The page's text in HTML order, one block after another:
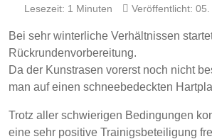
Lesezeit: 1 Minuten
Veröffentlicht:
Bei sehr winterliche Verhältnissen
Rückrundenvorbereitung.
Da der Kunstrasen vorerst noch nicht
man auf einen schneebedeckten
Trotz aller schwierigen Bedingungen
eine sehr positive Trainigsbeteiligung